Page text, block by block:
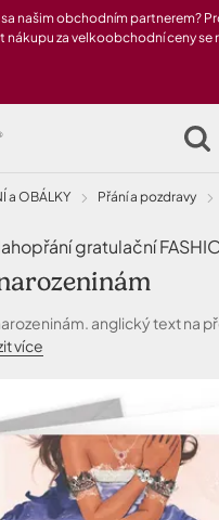
obsah
našim obchodním partnerem?
nákupu za velkoobchodní ceny
a OBÁLKY Přání a pozdravy
gratulační
anglický text na
více